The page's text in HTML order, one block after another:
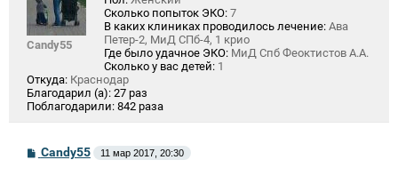
Candy55
Сколько попыток ЭКО: 7
В каких клиниках проводилось лечение: Ава
Петер-2, МиД СПб-4, 1 крио
Где было удачное ЭКО: МиД Спб Феоктистов А.А.
Сколько у вас детей: 1
Откуда: Краснодар
Благодарил (а): 27 раз
Поблагодарили: 842 раза
СCandy55 11 мар 2017, 20:30